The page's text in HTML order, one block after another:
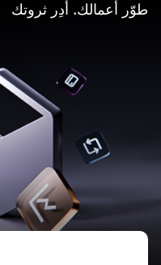
طوّر أعمالك. أدِر ثروتك